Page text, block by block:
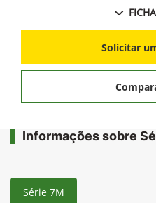
Solicitar
Informações sobre
Série 7M